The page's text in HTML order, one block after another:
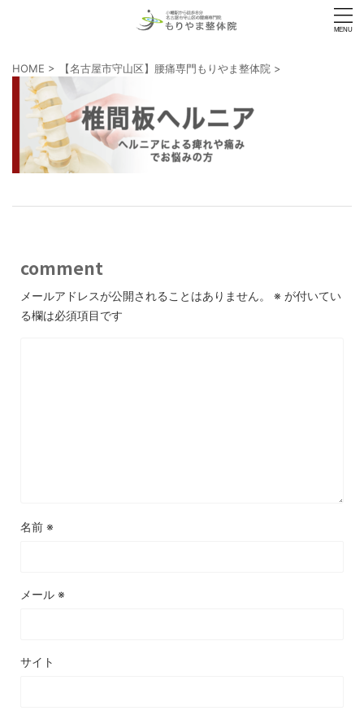
HOME > 【名古屋市守山区】腰痛専門もりやま整体院 >
comment
メールアドレスが公開されることはありません。 ※ が付いてい
る欄は必須項目です
名前 ※
メール ※
サイト